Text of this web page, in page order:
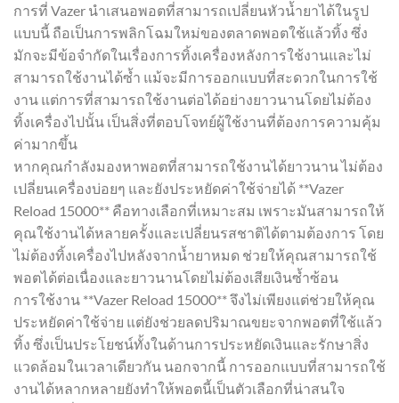
การที่ Vazer นำเสนอพอตที่สามารถเปลี่ยนหัวน้ำยาได้ในรูป
แบบนี้ ถือเป็นการพลิกโฉมใหม่ของตลาดพอตใช้แล้วทิ้ง ซึ่ง
มักจะมีข้อจำกัดในเรื่องการทิ้งเครื่องหลังการใช้งานและไม่
สามารถใช้งานได้ซ้ำ แม้จะมีการออกแบบที่สะดวกในการใช้
งาน แต่การที่สามารถใช้งานต่อได้อย่างยาวนานโดยไม่ต้อง
ทิ้งเครื่องไปนั้น เป็นสิ่งที่ตอบโจทย์ผู้ใช้งานที่ต้องการความคุ้ม
ค่ามากขึ้น
หากคุณกำลังมองหาพอตที่สามารถใช้งานได้ยาวนาน ไม่ต้อง
เปลี่ยนเครื่องบ่อยๆ และยังประหยัดค่าใช้จ่ายได้ **Vazer
Reload 15000** คือทางเลือกที่เหมาะสม เพราะมันสามารถให้
คุณใช้งานได้หลายครั้งและเปลี่ยนรสชาติได้ตามต้องการ โดย
ไม่ต้องทิ้งเครื่องไปหลังจากน้ำยาหมด ช่วยให้คุณสามารถใช้
พอตได้ต่อเนื่องและยาวนานโดยไม่ต้องเสียเงินซ้ำซ้อน
การใช้งาน **Vazer Reload 15000** จึงไม่เพียงแต่ช่วยให้คุณ
ประหยัดค่าใช้จ่าย แต่ยังช่วยลดปริมาณขยะจากพอตที่ใช้แล้ว
ทิ้ง ซึ่งเป็นประโยชน์ทั้งในด้านการประหยัดเงินและรักษาสิ่ง
แวดล้อมในเวลาเดียวกัน นอกจากนี้ การออกแบบที่สามารถใช้
งานได้หลากหลายยังทำให้พอตนี้เป็นตัวเลือกที่น่าสนใจ